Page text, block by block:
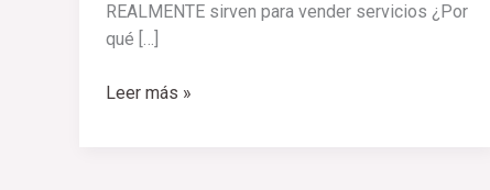
REALMENTE sirven para vender servicios ¿Por
qué […]
Leer más »